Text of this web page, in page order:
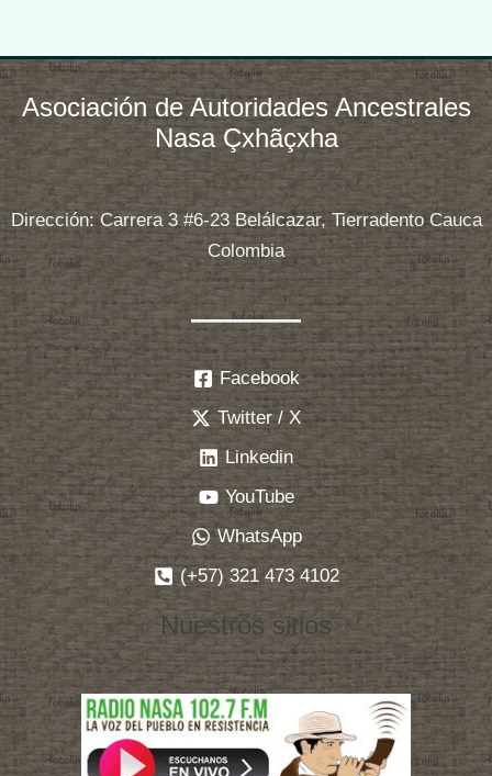
Asociación de Autoridades Ancestrales
Nasa Çxhãçxha
Dirección: Carrera 3 #6-23 Belálcazar, Tierradento Cauca
Colombia
Facebook
Twitter / X
Linkedin
YouTube
WhatsApp
(+57) 321 473 4102
Nuestros sitios